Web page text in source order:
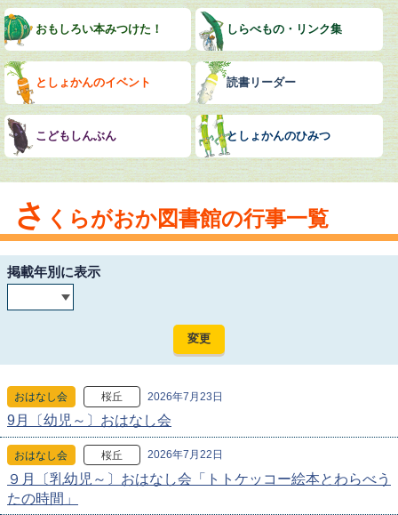
さ くらがおか図書館の行事一覧
掲載年別に表示
おはなし会 桜丘 2026年7月23日
9月〔幼児～〕おはなし会
おはなし会 桜丘 2026年7月22日
９月〔乳幼児～〕おはなし会「トトケッコー絵本とわらべう
たの時間」
おもしろい本みつけた！ しらべもの・リンク集
としょかんのイベント 読書リーダー
こどもしんぶん としょかんのひみつ